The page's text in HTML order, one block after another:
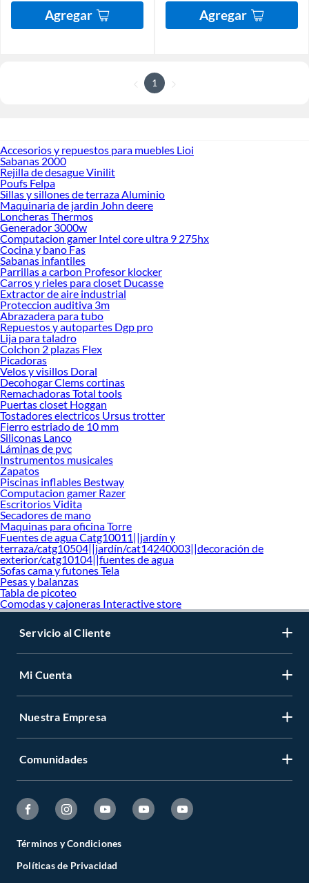
Agregar Agregar
1
Accesorios y repuestos para muebles Lioi
Sabanas 2000
Rejilla de desague Vinilit
Poufs Felpa
Sillas y sillones de terraza Aluminio
Maquinaria de jardin John deere
Loncheras Thermos
Generador 3000w
Computacion gamer Intel core ultra 9 275hx
Cocina y bano Fas
Sabanas infantiles
Parrillas a carbon Profesor klocker
Carros y rieles para closet Ducasse
Extractor de aire industrial
Proteccion auditiva 3m
Abrazadera para tubo
Repuestos y autopartes Dgp pro
Lija para taladro
Colchon 2 plazas Flex
Picadoras
Velos y visillos Doral
Decohogar Clems cortinas
Remachadoras Total tools
Puertas closet Hoggan
Tostadores electricos Ursus trotter
Fierro estriado de 10 mm
Siliconas Lanco
Láminas de pvc
Instrumentos musicales
Zapatos
Piscinas inflables Bestway
Computacion gamer Razer
Escritorios Vidita
Secadores de mano
Maquinas para oficina Torre
Fuentes de agua Catg10011||jardín y
terraza/catg10504||jardín/cat14240003||decoración de
exterior/catg10104||fuentes de agua
Sofas cama y futones Tela
Pesas y balanzas
Tabla de picoteo
Comodas y cajoneras Interactive store
Servicio al Cliente
Mi Cuenta
Nuestra Empresa
Comunidades
Términos y Condiciones
Políticas de Privacidad